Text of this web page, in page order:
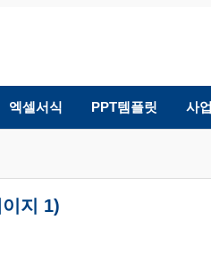
엑셀서식 PPT템플릿 사
지 1)